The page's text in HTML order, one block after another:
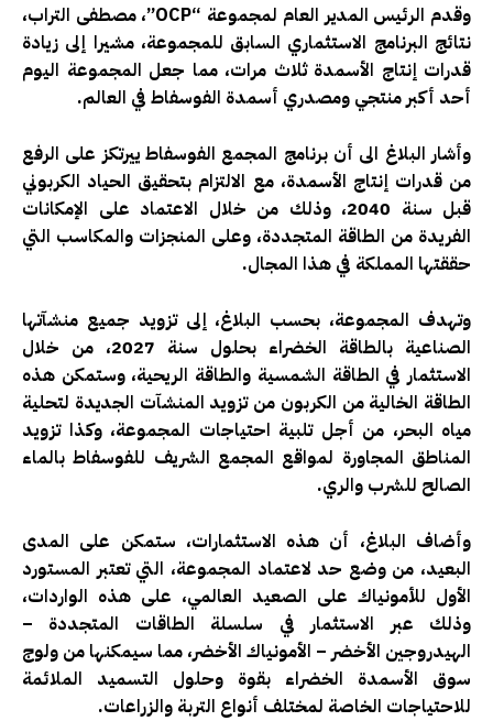
وقدم الرئيس المدير العام لمجموعة “OCP”، مصطفى التراب،
نتائج البرنامج الاستثماري السابق للمجموعة، مشيرا إلى زيادة
قدرات إنتاج الأسمدة ثلاث مرات، مما جعل المجموعة اليوم
أحد أكبر منتجي ومصدري أسمدة الفوسفاط في العالم.
وأشار البلاغ الى أن برنامج المجمع الفوسفاط ييرتكز على الرفع
من قدرات إنتاج الأسمدة، مع الالتزام بتحقيق الحياد الكربوني
قبل سنة 2040، وذلك من خلال الاعتماد على الإمكانات
الفريدة من الطاقة المتجددة، وعلى المنجزات والمكاسب التي
حققتها المملكة في هذا المجال.
وتهدف المجموعة، بحسب البلاغ، إلى تزويد جميع منشآتها
الصناعية بالطاقة الخضراء بحلول سنة 2027، من خلال
الاستثمار في الطاقة الشمسية والطاقة الريحية، وستمكن هذه
الطاقة الخالية من الكربون من تزويد المنشآت الجديدة لتحلية
مياه البحر، من أجل تلبية احتياجات المجموعة، وكذا تزويد
المناطق المجاورة لمواقع المجمع الشريف للفوسفاط بالماء
الصالح للشرب والري.
وأضاف البلاغ، أن هذه الاستثمارات، ستمكن على المدى
البعيد، من وضع حد لاعتماد المجموعة، التي تعتبر المستورد
الأول للأمونياك على الصعيد العالمي، على هذه الواردات،
وذلك عبر الاستثمار في سلسلة الطاقات المتجددة –
الهيدروجين الأخضر – الأمونياك الأخضر، مما سيمكنها من ولوج
سوق الأسمدة الخضراء بقوة وحلول التسميد الملائمة
للاحتياجات الخاصة لمختلف أنواع التربة والزراعات.